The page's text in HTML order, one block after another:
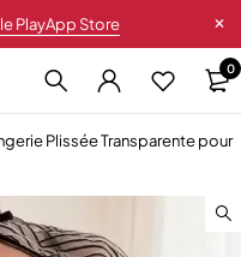
PlayApp Store
0
Plissée Transparente pour